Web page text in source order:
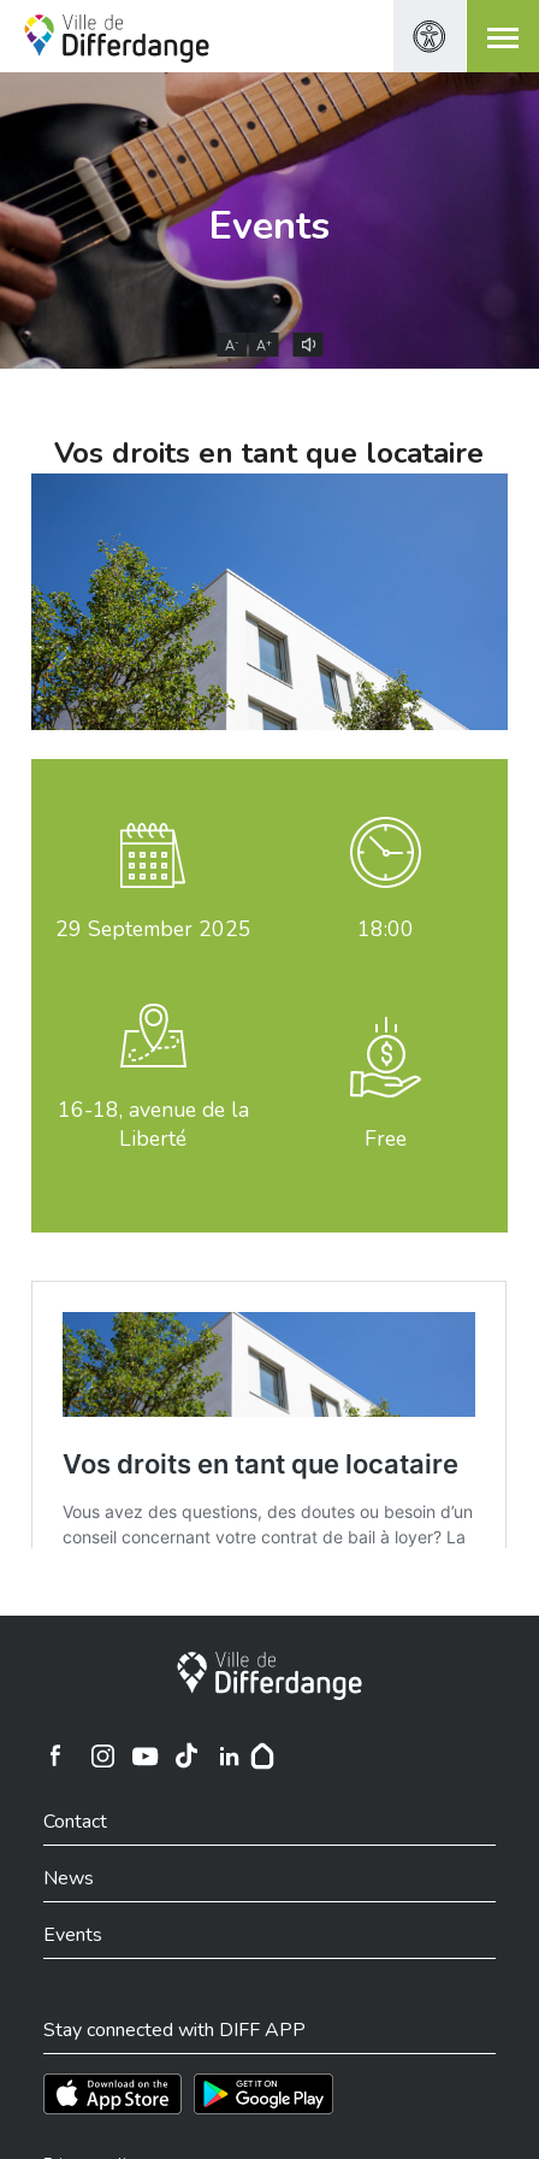
Events
A- A+
Vos droits en tant que locataire
29 September 2025 18:00
16-18, avenue de la
Liberté
Free
City of Differdange
Ville de Differdange sur Instagram
Contact
News
Events
Stay connected with DIFF APP
Téléchargez l'app sur l'App StoreTéléchargez l'app sur Play Store